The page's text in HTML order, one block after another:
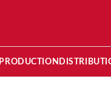
PRODUCTION